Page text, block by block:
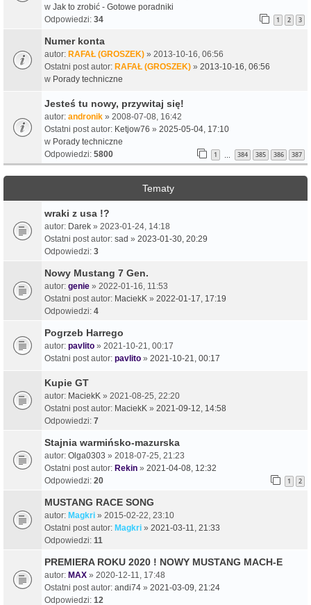
w Jak to zrobić - Gotowe poradniki
Odpowiedzi: 34 1 2 3
Numer konta
autor: RAFAŁ (GROSZEK) » 2013-10-16, 06:56
Ostatni post autor: RAFAŁ (GROSZEK) » 2013-10-16, 06:56
w Porady techniczne
Jesteś tu nowy, przywitaj się!
autor: andronik » 2008-07-08, 16:42
Ostatni post autor: Ketjow76 » 2025-05-04, 17:10
w Porady techniczne
Odpowiedzi: 5800 1 384 385 386 387
Tematy
wraki z usa !?
autor: Darek » 2023-01-24, 14:18
Ostatni post autor: sad » 2023-01-30, 20:29
Odpowiedzi: 3
Nowy Mustang 7 Gen.
autor: genie » 2022-01-16, 11:53
Ostatni post autor: MaciekK » 2022-01-17, 17:19
Odpowiedzi: 4
Pogrzeb Harrego
autor: pavlito » 2021-10-21, 00:17
Ostatni post autor: pavlito » 2021-10-21, 00:17
Kupie GT
autor: MaciekK » 2021-08-25, 22:20
Ostatni post autor: MaciekK » 2021-09-12, 14:58
Odpowiedzi: 7
Stajnia warmińsko-mazurska
autor: Olga0303 » 2018-07-25, 21:23
Ostatni post autor: Rekin » 2021-04-08, 12:32
Odpowiedzi: 20 1 2
MUSTANG RACE SONG
autor: Magkri » 2015-02-22, 23:10
Ostatni post autor: Magkri » 2021-03-11, 21:33
Odpowiedzi: 11
PREMIERA ROKU 2020 ! NOWY MUSTANG MACH-E
autor: MAX » 2020-12-11, 17:48
Ostatni post autor: andi74 » 2021-03-09, 21:24
Odpowiedzi: 12